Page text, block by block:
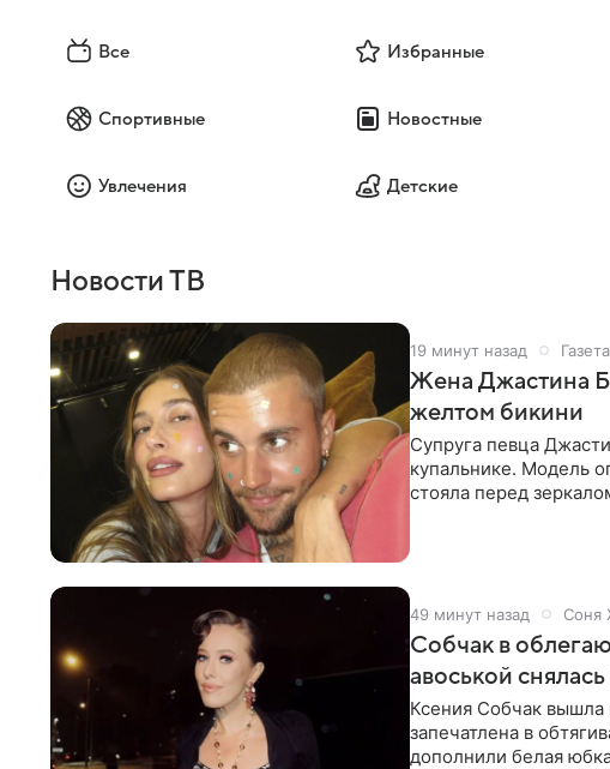
Все Избранные
Спортивные Новостные
Увлечения Детские
Новости ТВ
19 минут назад
Жена Джастина
желтом бикини
Супруга певца
купальнике. Модель
стояла перед
49 минут назад Соня
Собчак в
авоськой
Ксения Собчак вышла
запечатлена в
дополнили белая